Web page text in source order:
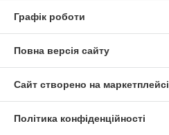
Графік роботи
Повна версія сайту
Сайт створено на маркетплейсі
Політика конфіденційності